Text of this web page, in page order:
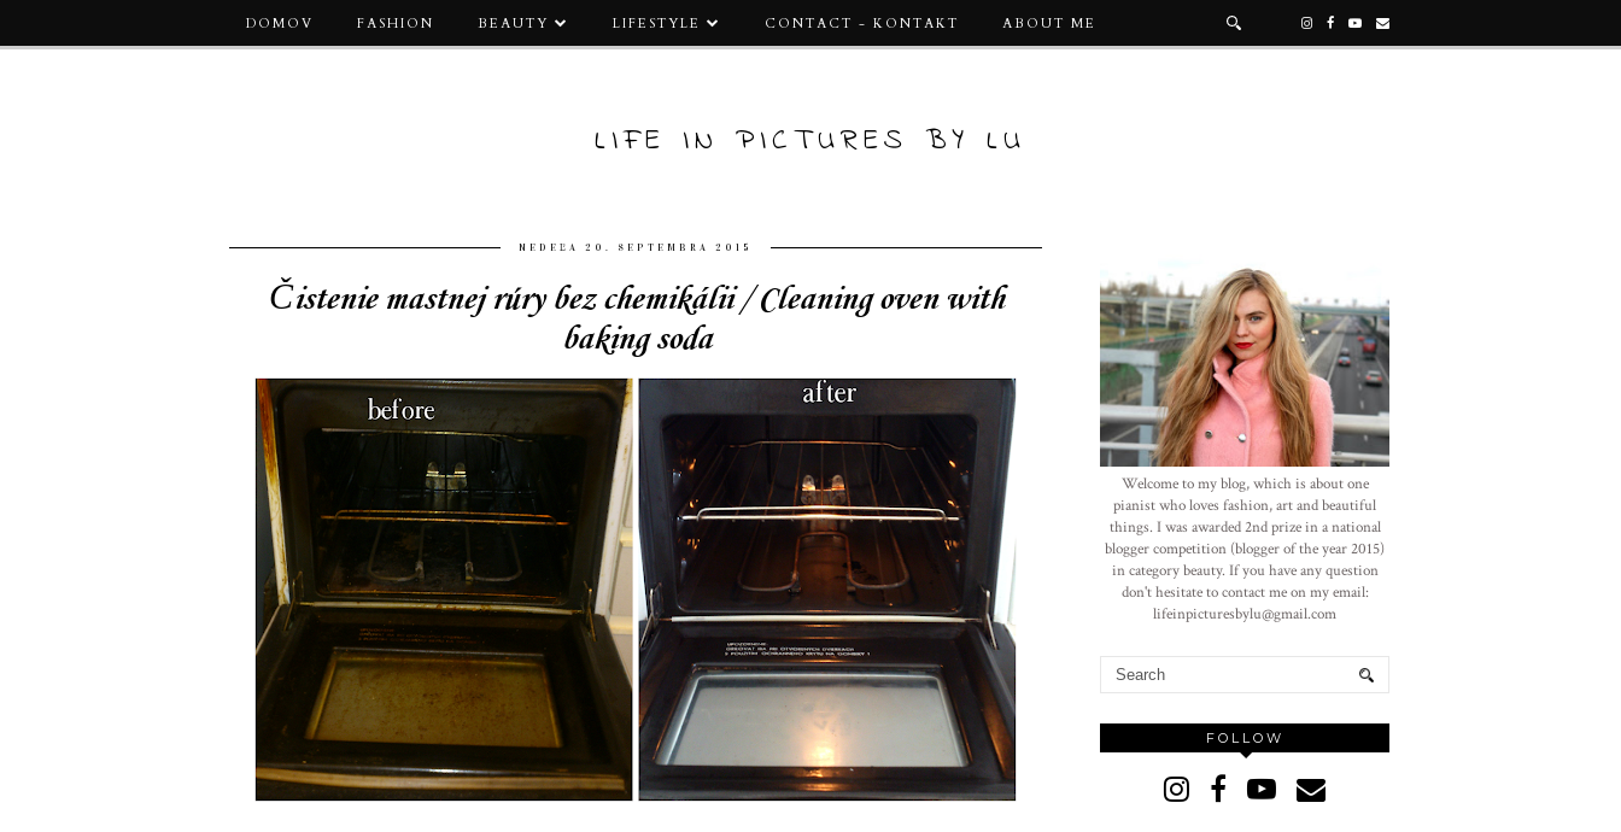
DOMOV FASHION BEAUTY LIFESTYLE CONTACT - KONTAKT ABOUT ME
LIFE IN PICTURES BY LU
NEDEĽA 20. SEPTEMBRA 2015
Čistenie mastnej rúry bez chemikálii / Cleaning oven with
baking soda
Welcome to my blog, which is about one
pianist who loves fashion, art and beautiful
things. I was awarded 2nd prize in a national
blogger competition (blogger of the year 2015)
in category beauty. If you have any question
don't hesitate to contact me on my email:
lifeinpicturesbylu@gmail.com
FOLLOW